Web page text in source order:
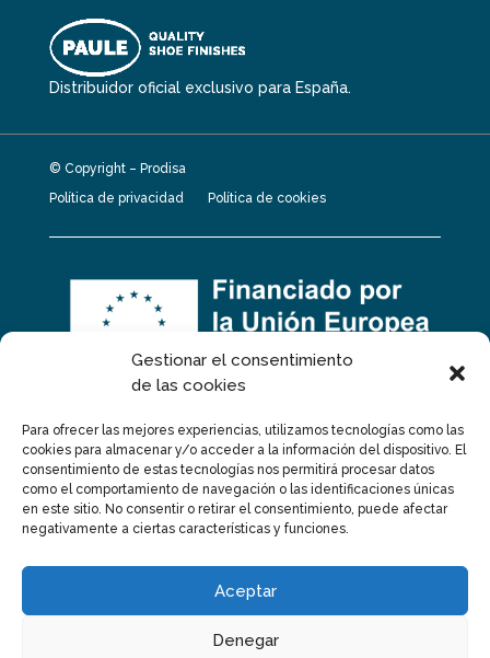
Gestionar el consentimiento
de las cookies
Para ofrecer las mejores experiencias, utilizamos tecnologías como las
cookies para almacenar y/o acceder a la información del dispositivo. El
consentimiento de estas tecnologías nos permitirá procesar datos
como el comportamiento de navegación o las identificaciones únicas
en este sitio. No consentir o retirar el consentimiento, puede afectar
negativamente a ciertas características y funciones.
Aceptar
Denegar
Distribuidor oficial exclusivo para España.
© Copyright – Prodisa
Política de privacidad
Política de cookies
Proyecto financiado por la Unión Europea –
Proyecto de placas solares financiado por la Unión